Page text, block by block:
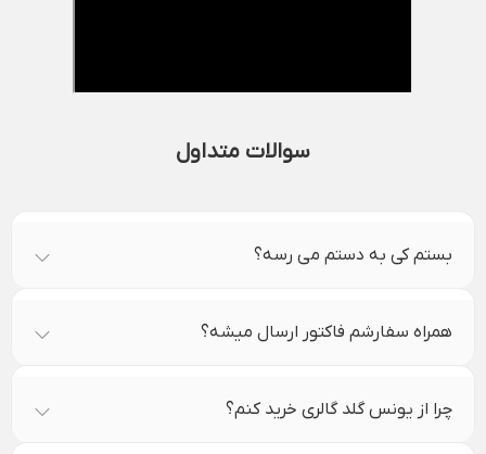
سوالات متداول
بستم کی به دستم می رسه؟
همراه سفارشم فاکتور ارسال میشه؟
چرا از یونس گلد گالری خرید کنم؟